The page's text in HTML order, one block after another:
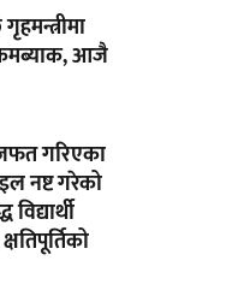
आजै
गरिएका
नष्ट गरेको